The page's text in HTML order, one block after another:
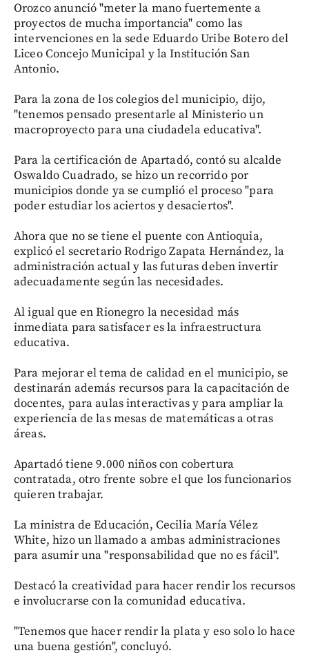
Orozco anunció "meter la mano fuertemente a
proyectos de mucha importancia" como las
intervenciones en la sede Eduardo Uribe Botero del
Liceo Concejo Municipal y la Institución San
Antonio.
Para la zona de los colegios del municipio, dijo,
"tenemos pensado presentarle al Ministerio un
macroproyecto para una ciudadela educativa".
Para la certificación de Apartadó, contó su alcalde
Oswaldo Cuadrado, se hizo un recorrido por
municipios donde ya se cumplió el proceso "para
poder estudiar los aciertos y desaciertos".
Ahora que no se tiene el puente con Antioquia,
explicó el secretario Rodrigo Zapata Hernández, la
administración actual y las futuras deben invertir
adecuadamente según las necesidades.
Al igual que en Rionegro la necesidad más
inmediata para satisfacer es la infraestructura
educativa.
Para mejorar el tema de calidad en el municipio, se
destinarán además recursos para la capacitación de
docentes, para aulas interactivas y para ampliar la
experiencia de las mesas de matemáticas a otras
áreas.
Apartadó tiene 9.000 niños con cobertura
contratada, otro frente sobre el que los funcionarios
quieren trabajar.
La ministra de Educación, Cecilia María Vélez
White, hizo un llamado a ambas administraciones
para asumir una "responsabilidad que no es fácil".
Destacó la creatividad para hacer rendir los recursos
e involucrarse con la comunidad educativa.
"Tenemos que hacer rendir la plata y eso solo lo hace
una buena gestión", concluyó.